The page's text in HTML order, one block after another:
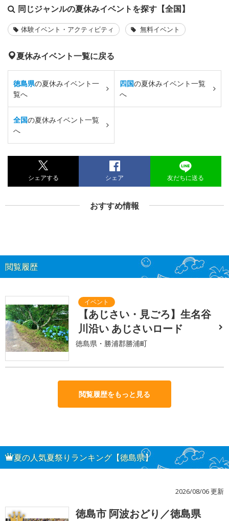
同じジャンルの夏休みイベントを探す【全国】
体験イベント・アクティビティ 無料イベント
夏休みイベント一覧に戻る
徳島県の夏休みイベント一
覧へ
四国の夏休みイベント一覧
へ
全国の夏休みイベント一覧
へ
シェアする シェア 友だちに送る
おすすめ情報
閲覧履歴
【あじさい・見ごろ】生名谷
川沿い あじさいロード
徳島県・勝浦郡勝浦町
閲覧履歴をもっと見る
夏の人気夏祭りランキング【徳島県】
2026/08/06 更新
徳島市 阿波おどり／徳島県